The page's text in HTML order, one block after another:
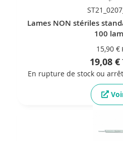
Lames NON stériles
100
15,90 €
19,08 €
En rupture de stock ou